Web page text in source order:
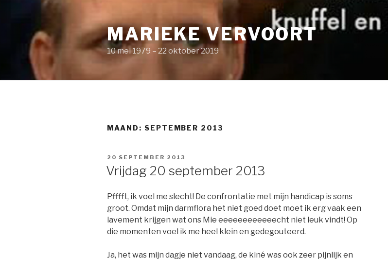
springen
MARIEKE VERVOORT
10 mei 1979 – 22 oktober 2019
MAAND: SEPTEMBER 2013
GEPLAATST
OP
20 SEPTEMBER 2013
Vrijdag 20 september 2013
Pfffft, ik voel me slecht! De confrontatie met mijn handicap is soms
groot. Omdat mijn darmflora het niet goed doet moet ik erg vaak een
lavement krijgen wat ons Mie eeeeeeeeeeeecht niet leuk vindt! Op
die momenten voel ik me heel klein en gedegouteerd.
Ja, het was mijn dagje niet vandaag, de kiné was ook zeer pijnlijk en